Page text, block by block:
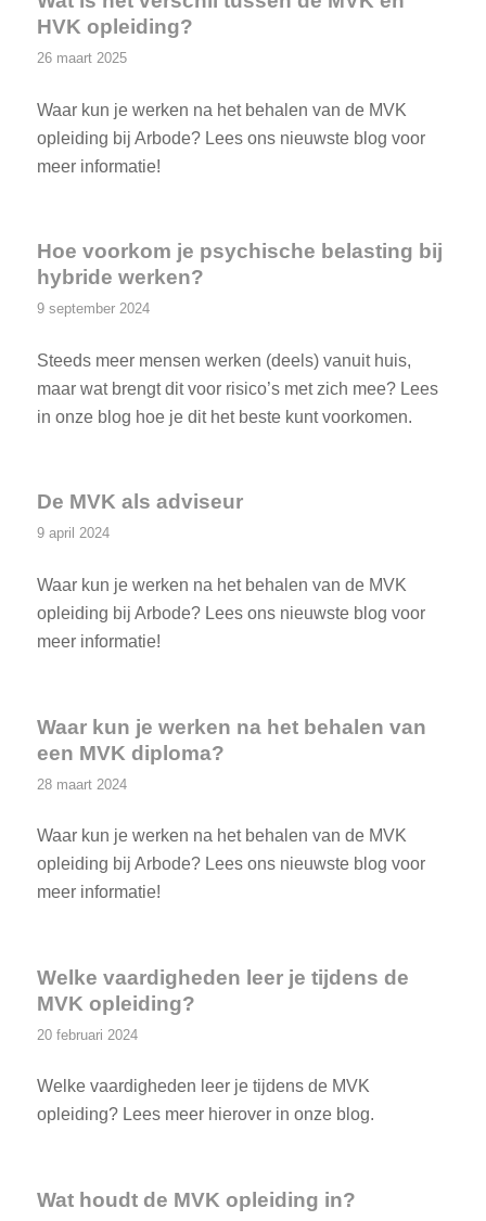
HVK opleiding?
26 maart 2025
Waar kun je werken na het behalen van de MVK
opleiding bij Arbode? Lees ons nieuwste blog voor
meer informatie!
Hoe voorkom je psychische belasting bij
hybride werken?
9 september 2024
Steeds meer mensen werken (deels) vanuit huis,
maar wat brengt dit voor risico’s met zich mee? Lees
in onze blog hoe je dit het beste kunt voorkomen.
De MVK als adviseur
9 april 2024
Waar kun je werken na het behalen van de MVK
opleiding bij Arbode? Lees ons nieuwste blog voor
meer informatie!
Waar kun je werken na het behalen van
een MVK diploma?
28 maart 2024
Waar kun je werken na het behalen van de MVK
opleiding bij Arbode? Lees ons nieuwste blog voor
meer informatie!
Welke vaardigheden leer je tijdens de
MVK opleiding?
20 februari 2024
Welke vaardigheden leer je tijdens de MVK
opleiding? Lees meer hierover in onze blog.
Wat houdt de MVK opleiding in?